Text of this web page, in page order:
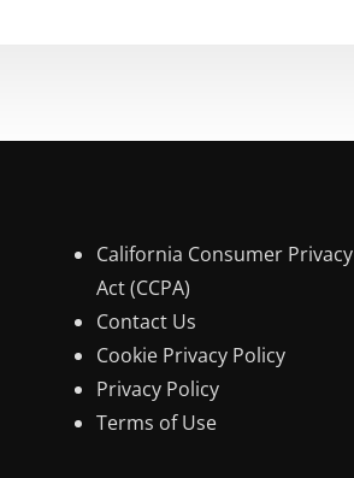
California Consumer Privacy
Act (CCPA)
Contact Us
Cookie Privacy Policy
Privacy Policy
Terms of Use